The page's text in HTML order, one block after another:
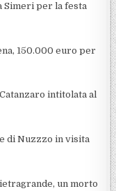
Simeri per la festa
150.000 euro per
intitolata al
di Nuzzzo in visita
un morto